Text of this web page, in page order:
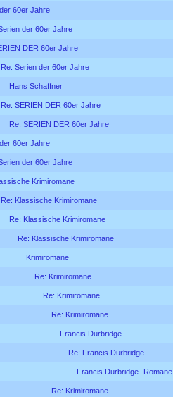
60er Jahre
der 60er Jahre
DER 60er Jahre
Re: Serien der 60er Jahre
Hans Schaffner
Re: SERIEN DER 60er Jahre
Re: SERIEN DER 60er Jahre
60er Jahre
der 60er Jahre
Krimiromane
Re: Klassische Krimiromane
Re: Klassische Krimiromane
Re: Klassische Krimiromane
Krimiromane
Re: Krimiromane
Re: Krimiromane
Re: Krimiromane
Francis Durbridge
Re: Francis Durbridge
Francis Durbridge- Romane
Re: Krimiromane